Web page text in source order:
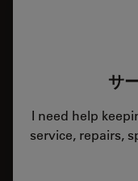
サ
I need help
service, repairs,